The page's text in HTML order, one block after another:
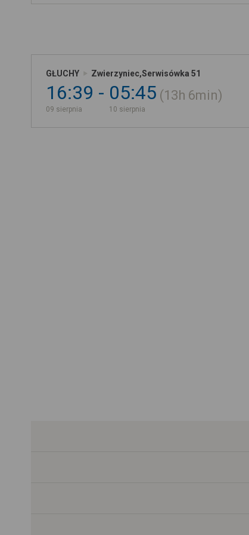
GŁUCHY Zwierzyniec,Serwisówka 51
16:39
09 sierpnia
05:45
10 sierpnia
13h 6min